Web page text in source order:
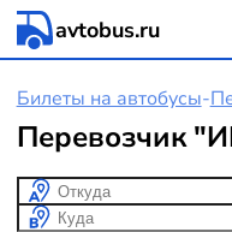
avtobus.ru
Билеты на автобусы-
Перевозчик
Откуда
Куда